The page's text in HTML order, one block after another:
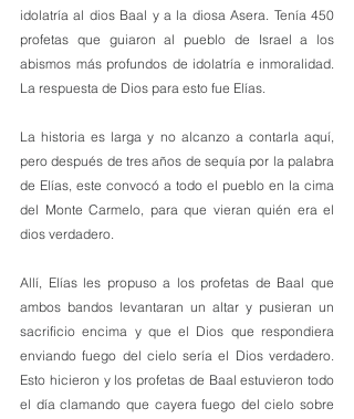
idolatría al dios Baal y a la diosa Asera. Tenía 450
profetas que guiaron al pueblo de Israel a los
abismos más profundos de idolatría e inmoralidad.
La respuesta de Dios para esto fue Elías.
La historia es larga y no alcanzo a contarla aquí,
pero después de tres años de sequía por la palabra
de Elías, este convocó a todo el pueblo en la cima
del Monte Carmelo, para que vieran quién era el
dios verdadero.
Allí, Elías les propuso a los profetas de Baal que
ambos bandos levantaran un altar y pusieran un
sacrificio encima y que el Dios que respondiera
enviando fuego del cielo sería el Dios verdadero.
Esto hicieron y los profetas de Baal estuvieron todo
el día clamando que cayera fuego del cielo sobre